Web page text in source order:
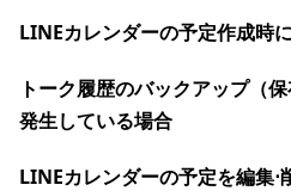
LINEカレンダーの予定作成時
トーク履歴のバックアップ（
発生している場合
LINEカレンダーの予定を編集⋅